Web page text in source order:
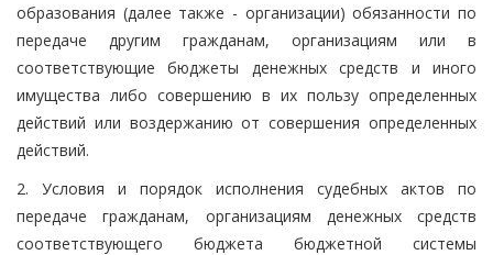
образования (далее также - организации) обязанности по
передаче другим гражданам, организациям или в
соответствующие бюджеты денежных средств и иного
имущества либо совершению в их пользу определенных
действий или воздержанию от совершения определенных
действий.
2. Условия и порядок исполнения судебных актов по
передаче гражданам, организациям денежных средств
соответствующего бюджета бюджетной системы